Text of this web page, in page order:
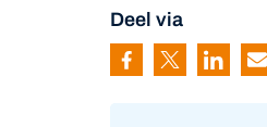
Deel via
Pagina delen
Pagina